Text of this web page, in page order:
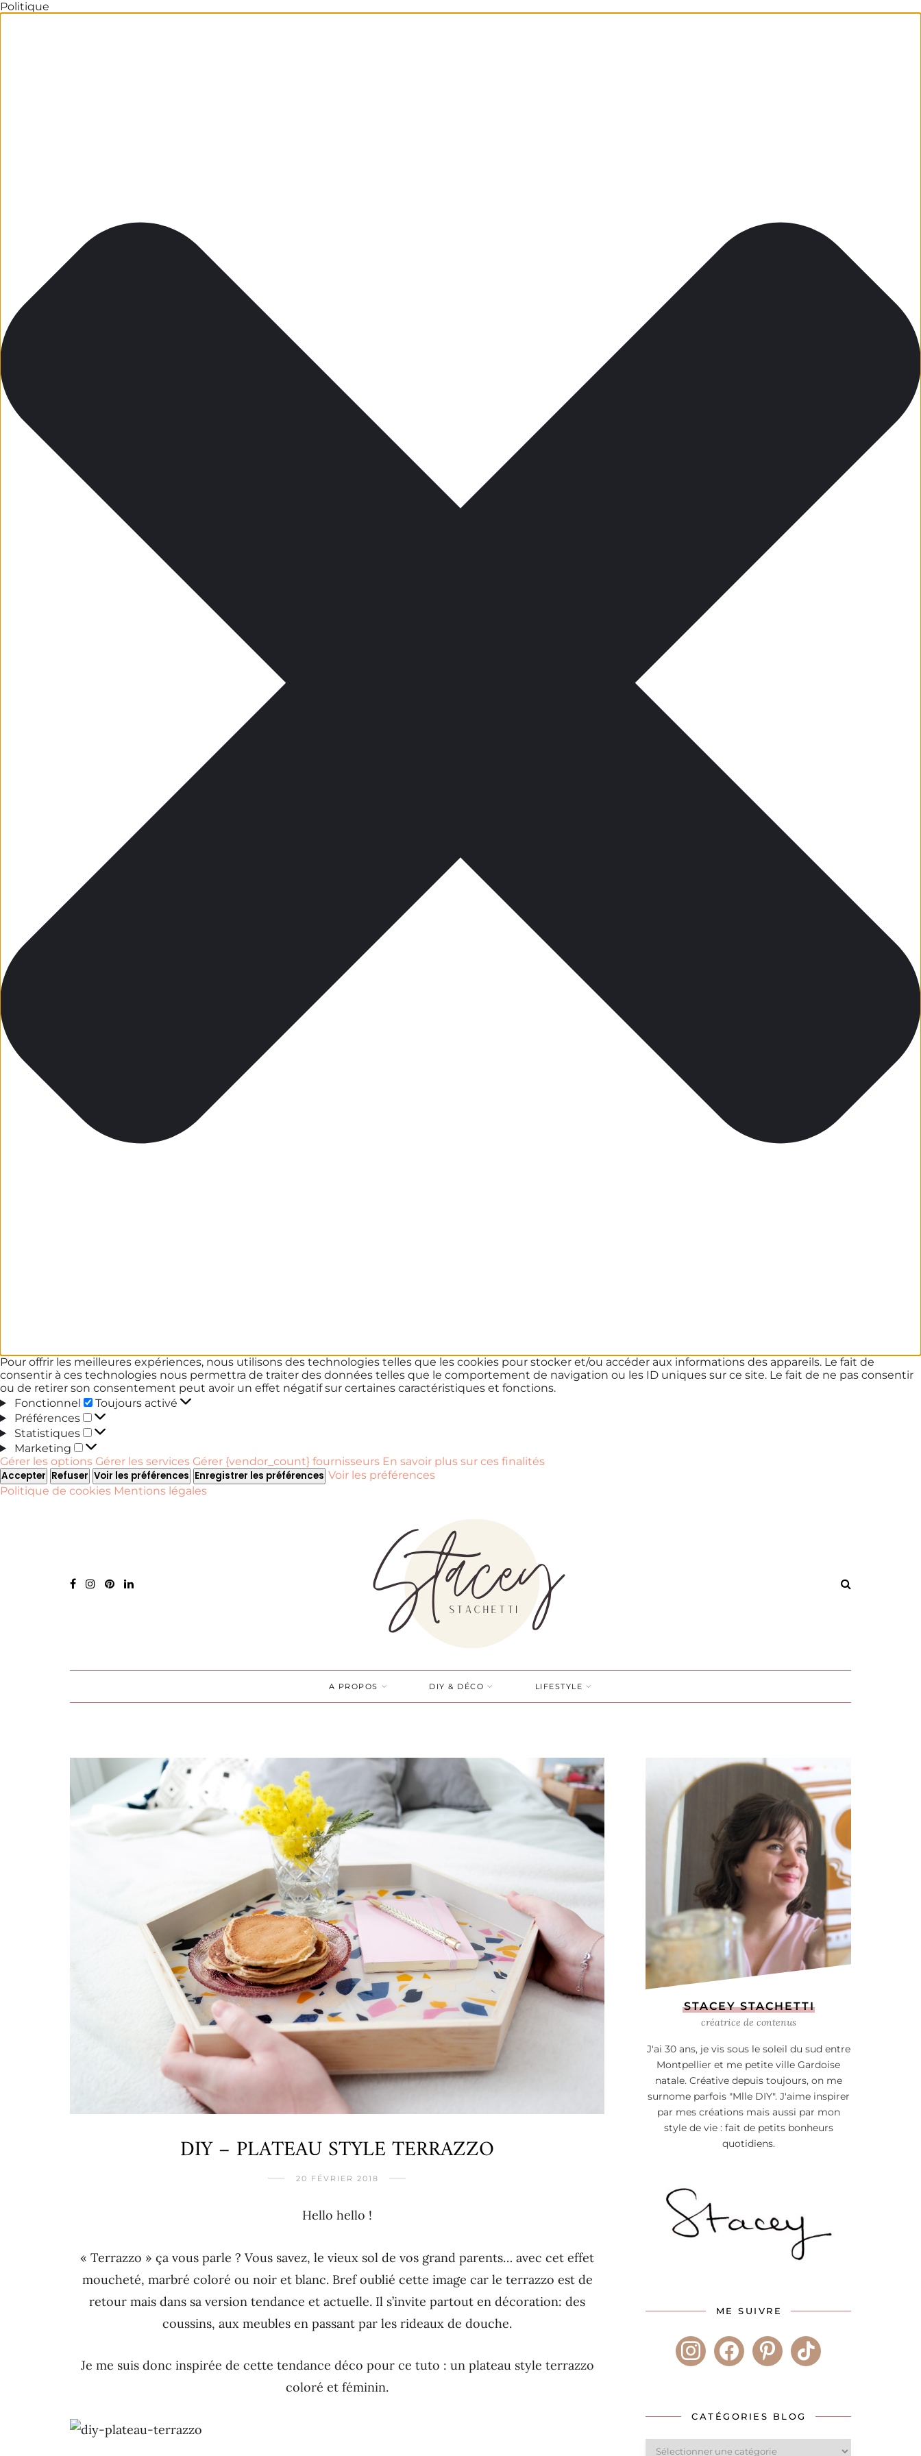
Politique
Pour offrir les meilleures expériences, nous utilisons des technologies telles que les cookies pour stocker et/ou accéder aux informations des appareils. Le fait de
consentir à ces technologies nous permettra de traiter des données telles que le comportement de navigation ou les ID uniques sur ce site. Le fait de ne pas consentir
ou de retirer son consentement peut avoir un effet négatif sur certaines caractéristiques et fonctions.
Fonctionnel
Fonctionnel
Toujours activé
Préférences
Préférences
Statistiques
Statistiques
Marketing
Marketing
Gérer les options Gérer les services Gérer {vendor_count} fournisseurs En savoir plus sur ces finalités
Accepter Refuser Voir les préférences Enregistrer les préférences Voir les préférences
Politique de cookies Mentions légales
A PROPOS DIY & DÉCO LIFESTYLE
DIY – PLATEAU STYLE TERRAZZO
20 FÉVRIER 2018
Hello hello !
« Terrazzo » ça vous parle ? Vous savez, le vieux sol de vos grand parents… avec cet effet
moucheté, marbré coloré ou noir et blanc. Bref oublié cette image car le terrazzo est de
retour mais dans sa version tendance et actuelle. Il s’invite partout en décoration: des
coussins, aux meubles en passant par les rideaux de douche.
Je me suis donc inspirée de cette tendance déco pour ce tuto : un plateau style terrazzo
coloré et féminin.
STACEY STACHETTI
créatrice de contenus
J'ai 30 ans, je vis sous le soleil du sud entre
Montpellier et me petite ville Gardoise
natale. Créative depuis toujours, on me
surnome parfois "Mlle DIY". J'aime inspirer
par mes créations mais aussi par mon
style de vie : fait de petits bonheurs
quotidiens.
ME SUIVRE
instagramfacebookpinteresttiktok
CATÉGORIES BLOG
Catégories